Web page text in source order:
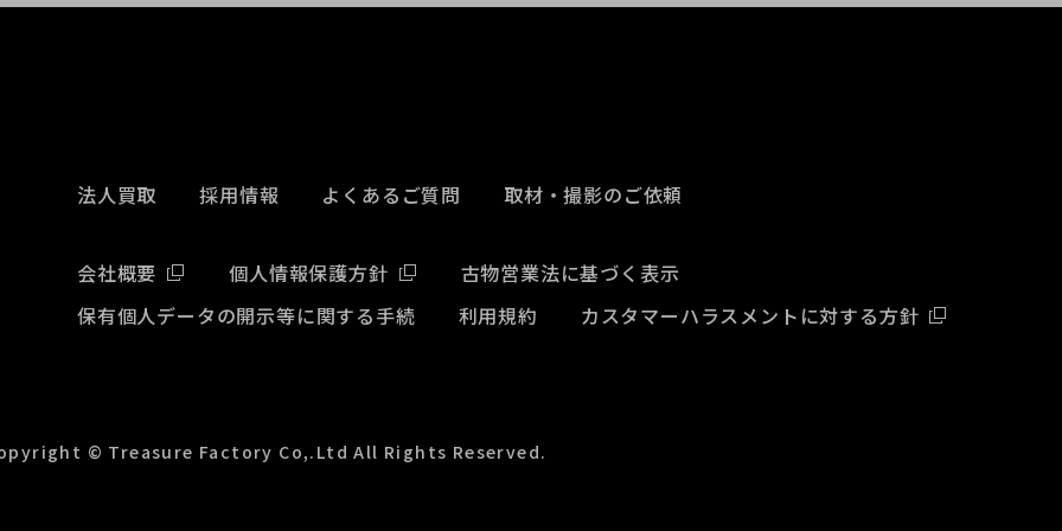
法人買取 採用情報 よくあるご質問 取材・撮影のご依頼
会社概要 個人情報保護方針
古物営業法に基づく表示
保有個人データの開示等に関する手続
利用規約 カスタマーハラスメントに対する方針
© Treasure Factory Co,.Ltd All Rights Reserved.